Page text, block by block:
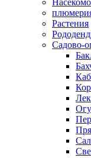
Растения
Садово-